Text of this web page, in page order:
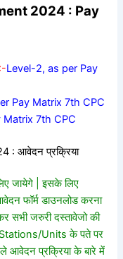
2024 : Pay
Level-2, as per Pay
Pay Matrix 7th CPC
Matrix 7th CPC
: आवेदन प्रक्रिया
जायेगे | इसके लिए
फॉर्म डाउनलोड करना
सभी जरुरी दस्तावेजो की
Stations/Units के पते पर
आवेदन प्रक्रिया के बारे में